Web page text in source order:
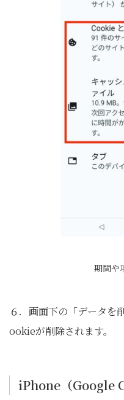
期間や
６．画面下の「データを
ookieが削除されます。
iPhone（Google